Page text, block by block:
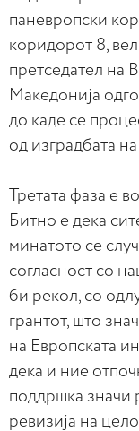
паневропски
коридорот 8,
претседател на
Македонија
до каде се
од изградбата
Третата фаза е
Битно е дека
минатото се
согласност со
би рекол, со
грантот, што
на Европската
дека и ние
поддршка значи
ревизија на